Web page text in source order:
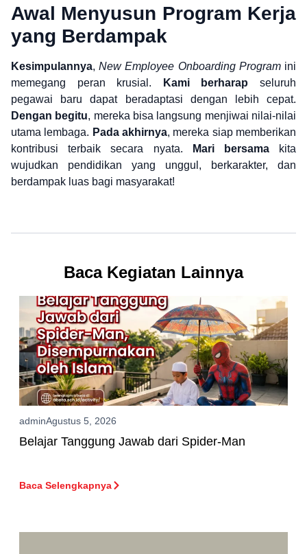
Awal Menyusun Program Kerja
yang Berdampak
Kesimpulannya,New Employee Onboarding Programini
memegang peran krusial.
Kami berharap seluruh
pegawai baru dapat beradaptasi dengan lebih cepat.
Dengan begitu, mereka bisa langsung menjiwai nilai-nilai
utama lembaga. Pada akhirnya, mereka siap memberikan
kontribusi terbaik secara nyata.
Mari bersamakita
wujudkan pendidikan yang unggul, berkarakter, dan
berdampak luas bagi masyarakat!
Baca Kegiatan Lainnya
adminAgustus 5, 2026
Belajar Tanggung Jawab dari Spider-Man
Baca Selengkapnya